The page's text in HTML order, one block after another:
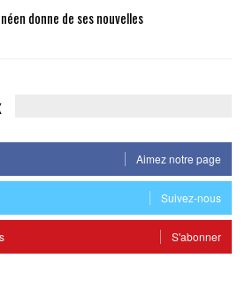
donne de ses nouvelles
Aimez notre page
Suivez-nous
S'abonner